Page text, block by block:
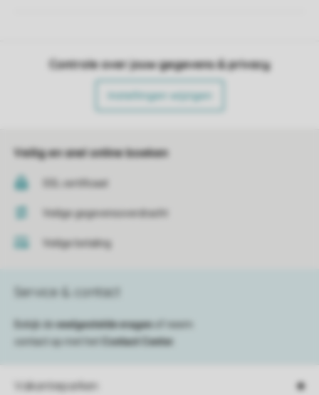
Controle over jouw gegevens & privacy
Instellingen wijzigen
Veilig en snel online boeken
SSL certificaat
Veilige gegevensoverdracht
Veilige betaling
Vakantieparken
Service & contact
Bekijk de veelgestelde vragen
of neem
contact op met het
Contact Center